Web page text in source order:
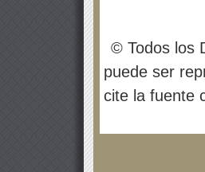
© Todos los
puede ser
cite la fuente